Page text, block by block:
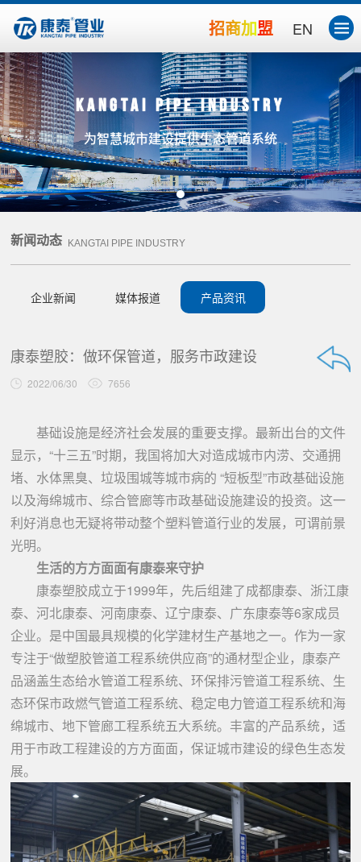
EN
招商加盟
Kangtai Pipe Industry
为智慧城市建设提供生态管道系统
新闻动态 KANGTAI PIPE INDUSTRY
企业新闻 媒体报道 产品资讯
康泰塑胶：做环保管道，服务市政建设
2022/06/30 7656
基础设施是经济社会发展的重要支撑。最新出台的文件
显示，“十三五”时期，我国将加大对造成城市内涝、交通拥
堵、水体黑臭、垃圾围城等城市病的 “短板型”市政基础设施
以及海绵城市、综合管廊等市政基础设施建设的投资。这一
利好消息也无疑将带动整个塑料管道行业的发展，可谓前景
光明。
生活的方方面面有康泰来守护
康泰塑胶成立于1999年，先后组建了成都康泰、浙江康
泰、河北康泰、河南康泰、辽宁康泰、广东康泰等6家成员
企业。是中国最具规模的化学建材生产基地之一。作为一家
专注于“做塑胶管道工程系统供应商”的通材型企业，康泰产
品涵盖生态给水管道工程系统、环保排污管道工程系统、生
态环保市政燃气管道工程系统、稳定电力管道工程系统和海
绵城市、地下管廊工程系统五大系统。丰富的产品系统，适
用于市政工程建设的方方面面，保证城市建设的绿色生态发
展。